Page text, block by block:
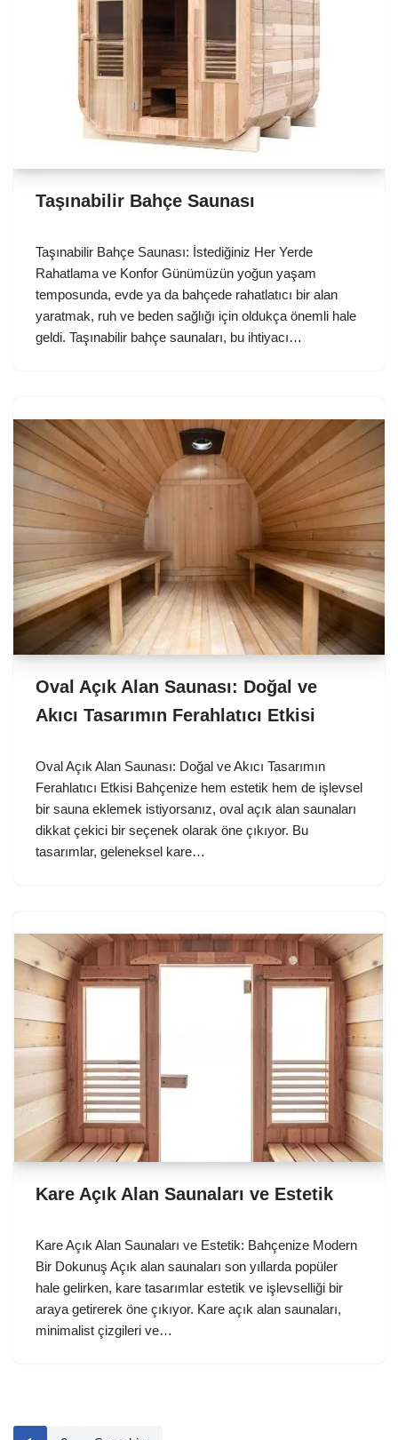
Taşınabilir Bahçe Saunası
Taşınabilir Bahçe Saunası: İstediğiniz Her Yerde
Rahatlama ve Konfor Günümüzün yoğun yaşam
temposunda, evde ya da bahçede rahatlatıcı bir alan
yaratmak, ruh ve beden sağlığı için oldukça önemli hale
geldi. Taşınabilir bahçe saunaları, bu ihtiyacı…
Oval Açık Alan Saunası: Doğal ve
Akıcı Tasarımın Ferahlatıcı Etkisi
Oval Açık Alan Saunası: Doğal ve Akıcı Tasarımın
Ferahlatıcı Etkisi Bahçenize hem estetik hem de işlevsel
bir sauna eklemek istiyorsanız, oval açık alan saunaları
dikkat çekici bir seçenek olarak öne çıkıyor. Bu
tasarımlar, geleneksel kare…
Kare Açık Alan Saunaları ve Estetik
Kare Açık Alan Saunaları ve Estetik: Bahçenize Modern
Bir Dokunuş Açık alan saunaları son yıllarda popüler
hale gelirken, kare tasarımlar estetik ve işlevselliği bir
araya getirerek öne çıkıyor. Kare açık alan saunaları,
minimalist çizgileri ve…